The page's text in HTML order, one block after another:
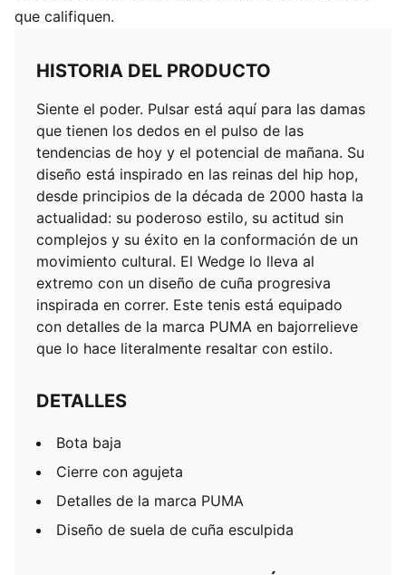
Este tenis está equipado con detalles de la marca
DETALLES
Bota baja
Cierre con agujeta
Detalles de la marca PUMA
Diseño de suela de cuña esculpida
que califiquen.
HISTORIA DEL PRODUCTO
Siente el poder. ​Pulsar está aquí para las damas
que tienen los dedos en el pulso de las
tendencias de hoy y el potencial de mañana. Su
diseño está inspirado en las reinas del hip hop,
desde principios de la década de 2000 hasta la
actualidad: su poderoso estilo, su actitud sin
complejos y su éxito en la conformación de un
movimiento cultural. El Wedge lo lleva al
extremo con un diseño de cuña progresiva
inspirada en correr. Este tenis está equipado
con detalles de la marca PUMA en bajorrelieve
que lo hace literalmente resaltar con estilo.
DETALLES
Bota baja
Cierre con agujeta
Detalles de la marca PUMA
Diseño de suela de cuña esculpida